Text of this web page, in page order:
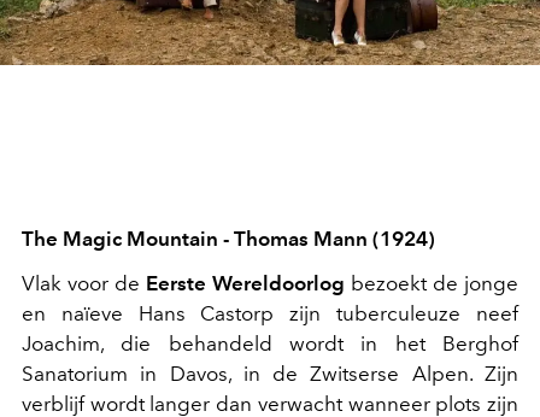
The Magic Mountain - Thomas Mann (1924)
Vlak voor de Eerste Wereldoorlog bezoekt de jonge
en naïeve Hans Castorp zijn tuberculeuze neef
Joachim, die behandeld wordt in het Berghof
Sanatorium in Davos, in de Zwitserse Alpen. Zijn
verblijf wordt langer dan verwacht wanneer plots zijn